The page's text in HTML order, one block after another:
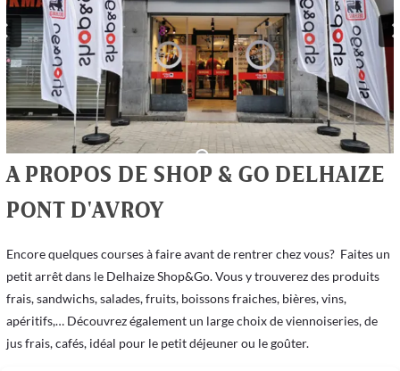
A PROPOS DE SHOP & GO DELHAIZE
PONT D'AVROY
Encore quelques courses à faire avant de rentrer chez vous?  Faites un
petit arrêt dans le Delhaize Shop&Go. Vous y trouverez des produits
frais, sandwichs, salades, fruits, boissons fraiches, bières, vins,
apéritifs,… Découvrez également un large choix de viennoiseries, de
jus frais, cafés, idéal pour le petit déjeuner ou le goûter.